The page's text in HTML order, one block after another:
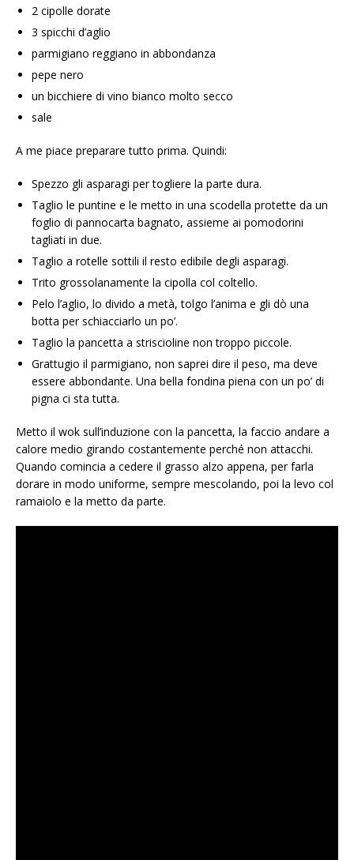
2 cipolle dorate
3 spicchi d’aglio
parmigiano reggiano in abbondanza
pepe nero
un bicchiere di vino bianco molto secco
sale
A me piace preparare tutto prima. Quindi:
Spezzo gli asparagi per togliere la parte dura.
Taglio le puntine e le metto in una scodella protette da un
foglio di pannocarta bagnato, assieme ai pomodorini
tagliati in due.
Taglio a rotelle sottili il resto edibile degli asparagi.
Trito grossolanamente la cipolla col coltello.
Pelo l’aglio, lo divido a metà, tolgo l’anima e gli dò una
botta per schiacciarlo un po’.
Taglio la pancetta a striscioline non troppo piccole.
Grattugio il parmigiano, non saprei dire il peso, ma deve
essere abbondante. Una bella fondina piena con un po’ di
pigna ci sta tutta.
Metto il wok sull’induzione con la pancetta, la faccio andare a
calore medio girando costantemente perché non attacchi.
Quando comincia a cedere il grasso alzo appena, per farla
dorare in modo uniforme, sempre mescolando, poi la levo col
ramaiolo e la metto da parte.